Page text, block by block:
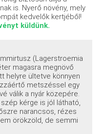
is. Nyerő növény, mely
kedvelők kertjéből!
küldünk.
(Lagerstroemia
magasra megnövő
helyre ültetve könnyen
metszéssel egy
válik a nyár közepére.
kérge is jól látható,
narancsos, rézes
örökzöld, de semmi